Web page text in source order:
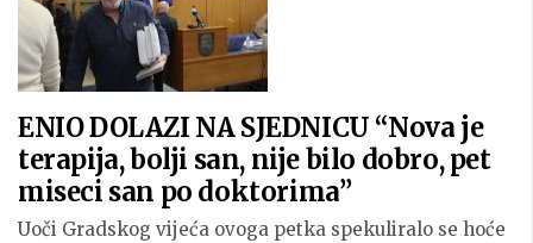
ENIO DOLAZI NA SJEDNICU “Nova je
terapija, bolji san, nije bilo dobro, pet
miseci san po doktorima”
Uoči Gradskog vijeća ovoga petka spekuliralo se hoće